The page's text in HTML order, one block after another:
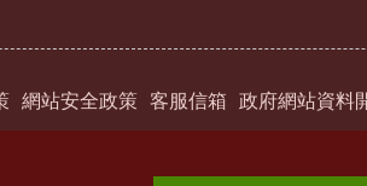
網站安全政策 客服信箱 政府網站資料